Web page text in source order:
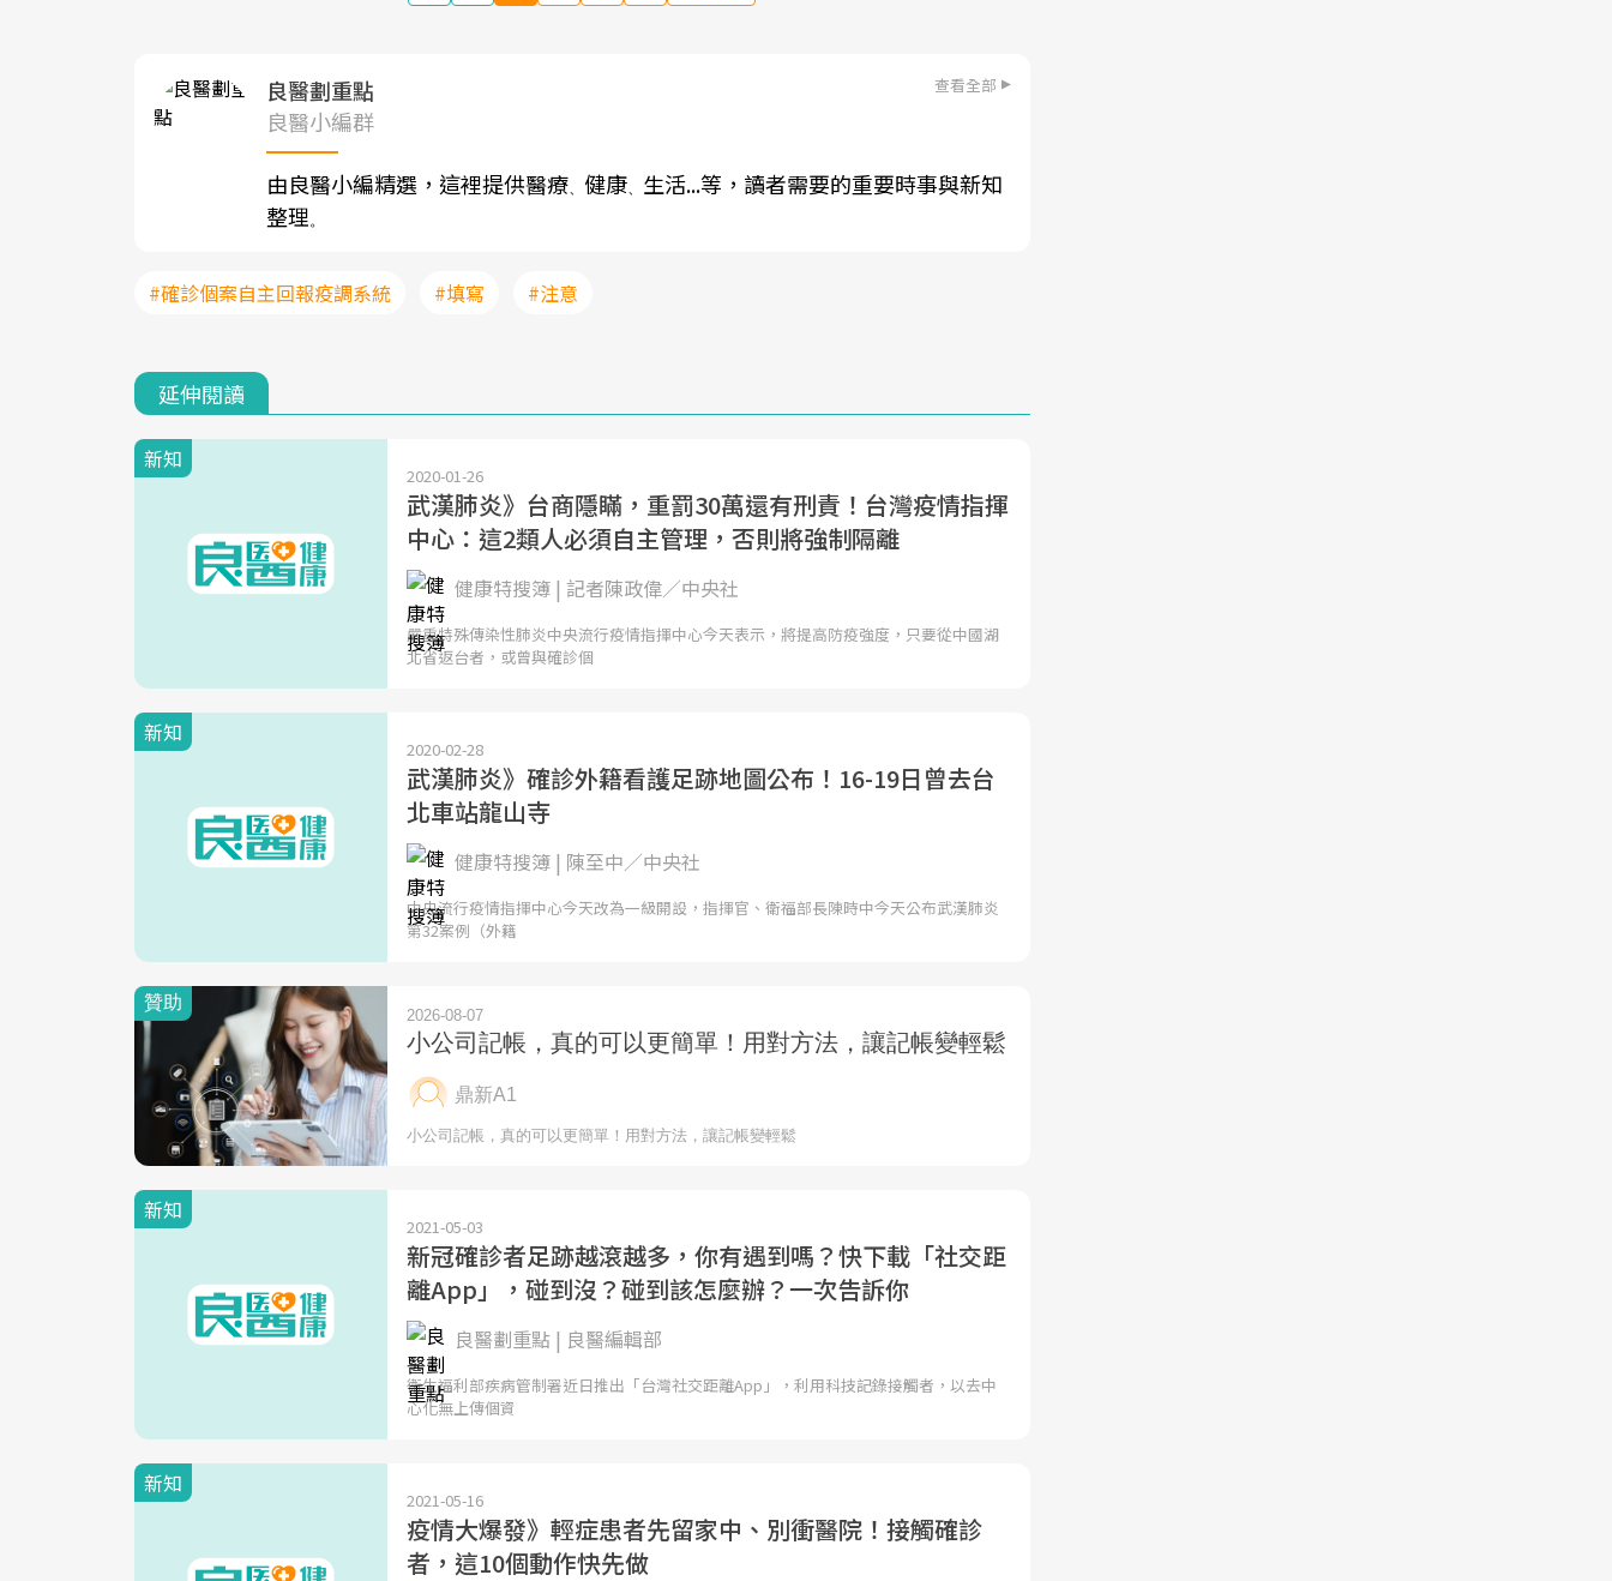
良醫劃重點 查看全部
良醫小編群
由良醫小編精選，這裡提供醫療 健康 生活...等，讀者需要的重要時事與新知
整理 。
#確診個案自主回報疫調系統 #填寫 #注意
延伸閱讀
新知
2020-01-26
武漢肺炎》台商隱瞞，重罰30萬還有刑責！台灣疫情指揮
中心：這2類人必須自主管理，否則將強制隔離
健康特搜簿 | 記者陳政偉／中央社
嚴重特殊傳染性肺炎中央流行疫情指揮中心今天表示，將提高防疫強度，只要從中國湖
北省返台者，或曾與確診個
新知
2020-02-28
武漢肺炎》確診外籍看護足跡地圖公布！16-19日曾去台
北車站龍山寺
健康特搜簿 | 陳至中／中央社
中央流行疫情指揮中心今天改為一級開設，指揮官、衛福部長陳時中今天公布武漢肺炎
第32案例（外籍
新知
2021-05-03
新冠確診者足跡越滾越多，你有遇到嗎？快下載「社交距
離App」，碰到沒？碰到該怎麼辦？一次告訴你
良醫劃重點 | 良醫編輯部
衛生福利部疾病管制署近日推出「台灣社交距離App」，利用科技記錄接觸者，以去中
心化無上傳個資
新知
2021-05-16
疫情大爆發》輕症患者先留家中、別衝醫院！接觸確診
者，這10個動作快先做